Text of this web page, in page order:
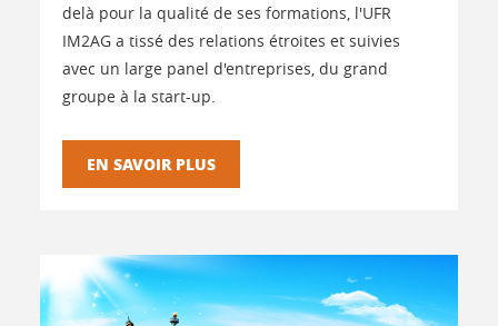
delà pour la qualité de ses formations, l'UFR
IM2AG a tissé des relations étroites et suivies
avec un large panel d'entreprises, du grand
groupe à la start-up.
EN SAVOIR PLUS